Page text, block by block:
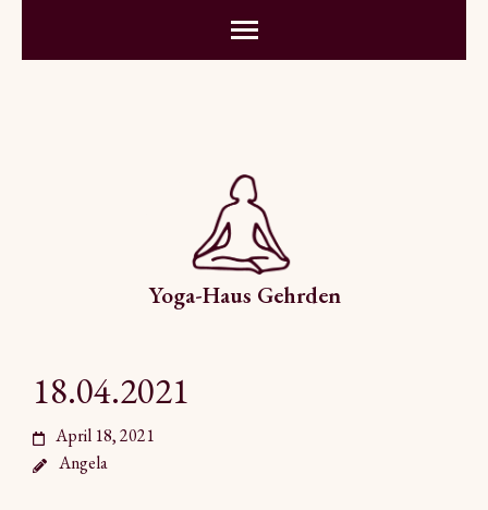
Yoga-Haus Gehrden
18.04.2021
April 18, 2021
Angela